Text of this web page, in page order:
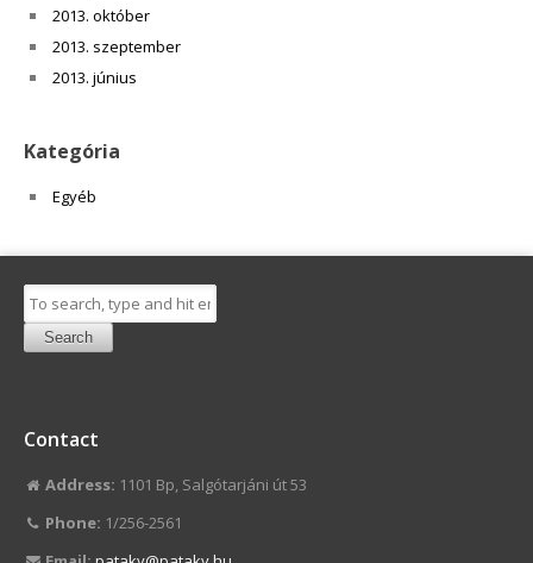
2013. október
2013. szeptember
2013. június
Kategória
Egyéb
Search
Contact
Address: 1101 Bp, Salgótarjáni út 53
Phone: 1/256-2561